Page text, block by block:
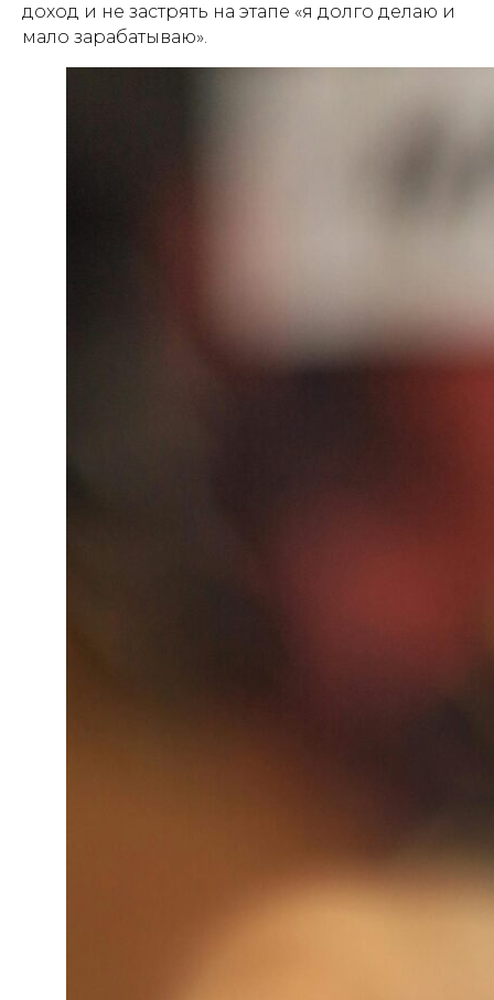
доход и не застрять на этапе «я долго делаю и
мало зарабатываю».